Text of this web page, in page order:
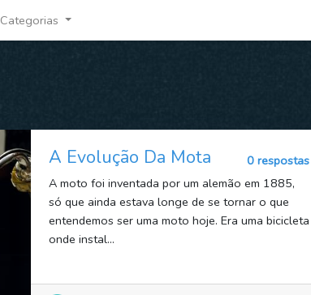
Categorias
A Evolução Da Mota
0 respostas
A moto foi inventada por um alemão em 1885,
só que ainda estava longe de se tornar o que
entendemos ser uma moto hoje. Era uma bicicleta
onde instal...